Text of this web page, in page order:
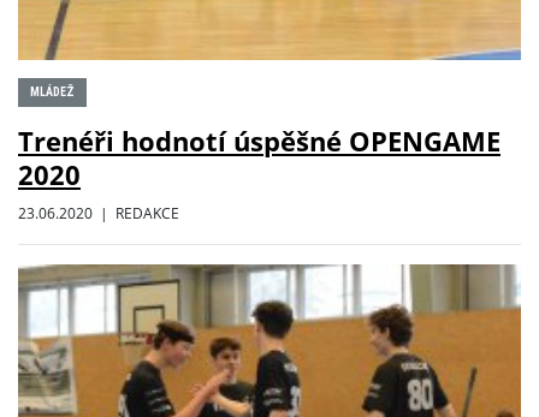
MLÁDEŽ
Trenéři hodnotí úspěšné OPENGAME
2020
23.06.2020 | REDAKCE